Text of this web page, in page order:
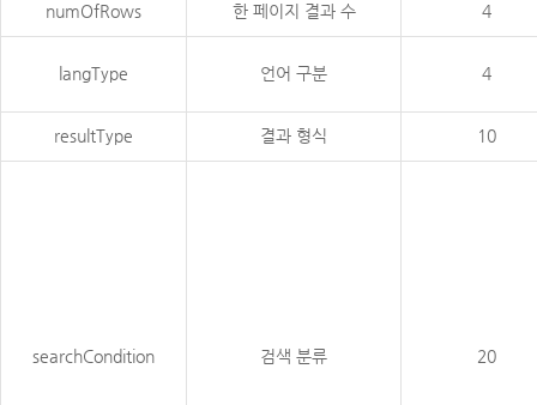
numOfRows 한 페이지 결과 수 4
langType 언어 구분 4
resultType 결과 형식 10
searchCondition 검색 분류 20